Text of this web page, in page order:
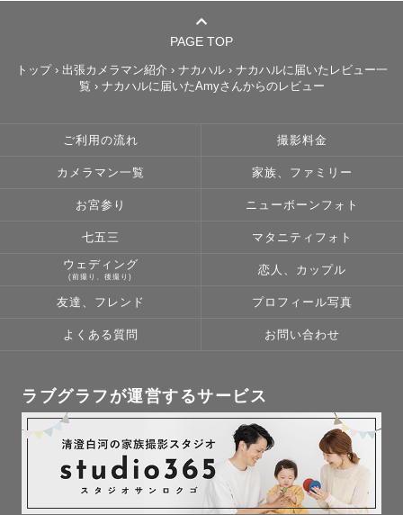
名古屋商店街オープンHP用写真撮影
写真を通して
最高の想い出を創りたい、
自分を肯定してあげたい、
自分の育った文化を大切にしたい、
私にその想いをぜひ委ねてください。
シャッターを切らせていただきます😌
皆様と共に過ごせることに感謝して
写真が繋いでくれたそのご縁を
必ず最高のものにするとお約束します🤝🏻
PAGE TOP
トップ› 出張カメラマン紹介 › ナカハル› ナカハルに届いたレビュー一
覧 › ナカハルに届いたAmyさんからのレビュー
ご利用の流れ 撮影料金
カメラマン一覧 家族、ファミリー
お宮参り ニューボーンフォト
七五三 マタニティフォト
ウェディング
(前撮り、後撮り)
恋人、カップル
友達、フレンド プロフィール写真
よくある質問 お問い合わせ
ラブグラフが運営するサービス